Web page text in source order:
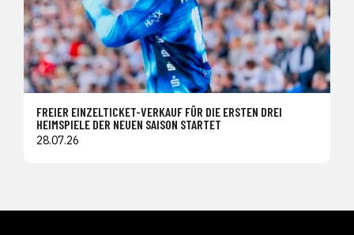
FREIER EINZELTICKET-VERKAUF FÜR DIE ERSTEN DREI
HEIMSPIELE DER NEUEN SAISON STARTET
28.07.26